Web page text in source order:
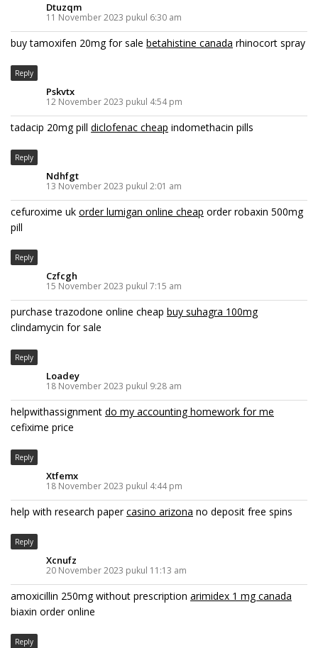
Dtuzqm
11 November 2023 pukul 6:30 am
buy tamoxifen 20mg for sale betahistine canada rhinocort spray
Reply
Pskvtx
12 November 2023 pukul 4:54 pm
tadacip 20mg pill diclofenac cheap indomethacin pills
Reply
Ndhfgt
13 November 2023 pukul 2:01 am
cefuroxime uk order lumigan online cheap order robaxin 500mg
pill
Reply
Czfcgh
15 November 2023 pukul 7:15 am
purchase trazodone online cheap buy suhagra 100mg
clindamycin for sale
Reply
Loadey
18 November 2023 pukul 9:28 am
helpwithassignment do my accounting homework for me
cefixime price
Reply
Xtfemx
18 November 2023 pukul 4:44 pm
help with research papercasino arizona no deposit free spins
Reply
Xcnufz
20 November 2023 pukul 11:13 am
amoxicillin 250mg without prescription arimidex 1 mg canada
biaxin order online
Reply